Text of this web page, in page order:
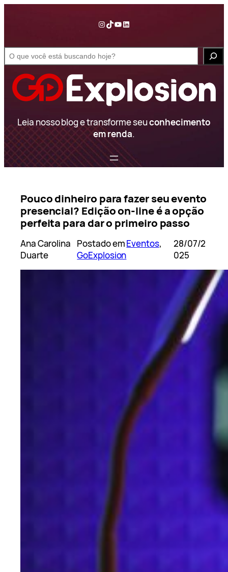
conteúdo
InstagramTikTok YouTube LinkedIn
e
Leia nosso blog e transforme seuconhecimento
em renda.
Pouco dinheiro para fazer seu evento
presencial? Edição on-line é a opção
perfeita para dar o primeiro passo
Ana Carolina
Duarte
Postado emEventos
GoExplosion
28/07/2
025